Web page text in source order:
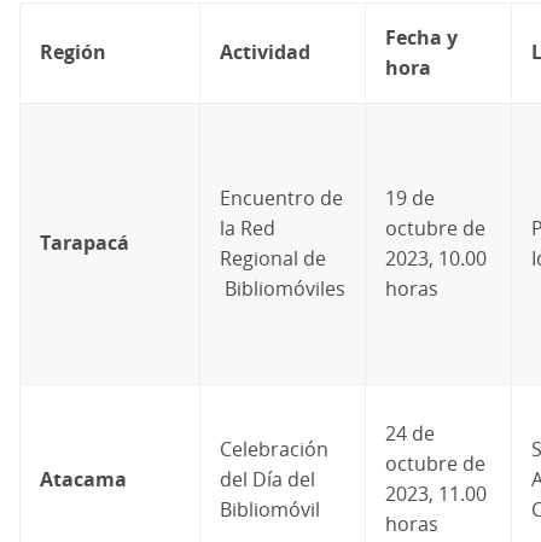
Región Actividad
Fecha y
hora
Tarapacá
Encuentro de
la Red
Regional de
Bibliomóviles
19 de
octubre de
2023, 10.00
horas
Atacama
Celebración
del Día del
Bibliomóvil
24 de
octubre de
2023, 11.00
horas